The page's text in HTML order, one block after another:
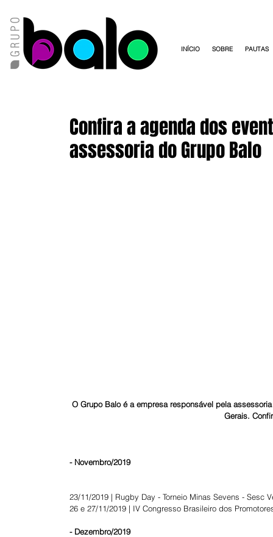
INÍCIO SOBRE PAUTAS
Confira a agenda dos
assessoria do Grupo Balo
O Grupo Balo é a empresa responsável pela
Gerais.
- Novembro/2019
23/11/2019 | Rugby Day - Torneio Minas Sevens - Sesc
26 e 27/11/2019 | IV Congresso Brasileiro dos
- Dezembro/2019